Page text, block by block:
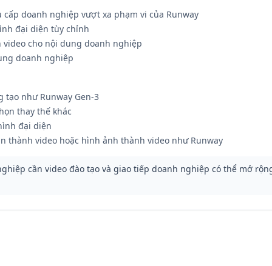
doanh nghiệp vượt xa phạm vi của Runway
đại diện tùy chỉnh
cho nội dung doanh nghiệp
doanh nghiệp
tạo như Runway Gen-3
thay thế khác
đại diện
thành video hoặc hình ảnh thành video như Runway
cần video đào tạo và giao tiếp doanh nghiệp có thể mở